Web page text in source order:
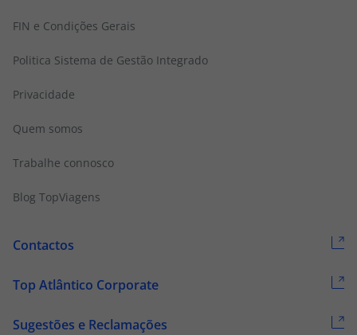
FIN e Condições Gerais
Politica Sistema de Gestão Integrado
Privacidade
Quem somos
Trabalhe connosco
Blog TopViagens
Contactos
Top Atlântico Corporate
Sugestões e Reclamações